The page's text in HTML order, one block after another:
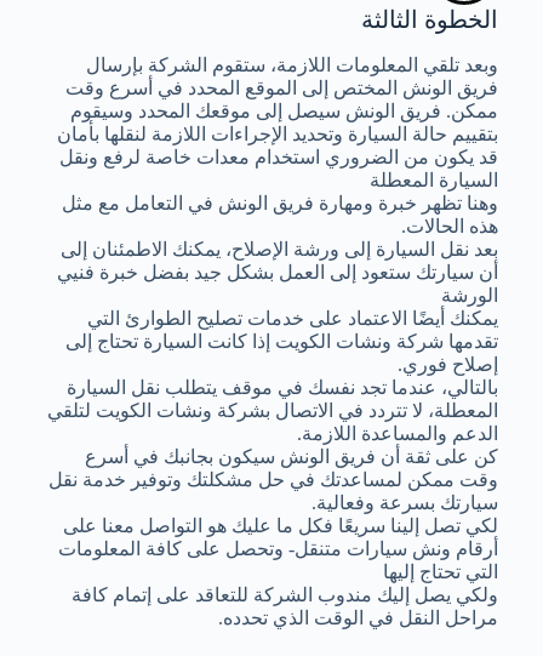
الخطوة الثالثة
وبعد تلقي المعلومات اللازمة، ستقوم الشركة بإرسال
فريق الونش المختص إلى الموقع المحدد في أسرع وقت
ممكن. فريق الونش سيصل إلى موقعك المحدد وسيقوم
بتقييم حالة السيارة وتحديد الإجراءات اللازمة لنقلها بأمان
قد يكون من الضروري استخدام معدات خاصة لرفع ونقل
السيارة المعطلة
وهنا تظهر خبرة ومهارة فريق الونش في التعامل مع مثل
هذه الحالات.
بعد نقل السيارة إلى ورشة الإصلاح، يمكنك الاطمئنان إلى
أن سيارتك ستعود إلى العمل بشكل جيد بفضل خبرة فنيي
الورشة
يمكنك أيضًا الاعتماد على خدمات تصليح الطوارئ التي
تقدمها شركة ونشات الكويت إذا كانت السيارة تحتاج إلى
إصلاح فوري.
بالتالي، عندما تجد نفسك في موقف يتطلب نقل السيارة
المعطلة، لا تتردد في الاتصال بشركة ونشات الكويت لتلقي
الدعم والمساعدة اللازمة.
كن على ثقة أن فريق الونش سيكون بجانبك في أسرع
وقت ممكن لمساعدتك في حل مشكلتك وتوفير خدمة نقل
سيارتك بسرعة وفعالية.
لكي تصل إلينا سريعًا فكل ما عليك هو التواصل معنا على
أرقام ونش سيارات متنقل- وتحصل على كافة المعلومات
التي تحتاج إليها
ولكي يصل إليك مندوب الشركة للتعاقد على إتمام كافة
مراحل النقل في الوقت الذي تحدده.